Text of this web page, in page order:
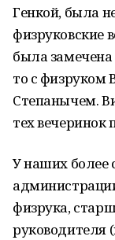
Генкой, была
физруковские
была
то с физруком
Степанычем.
тех вечеринок
У наших более
физрука,
руководителя